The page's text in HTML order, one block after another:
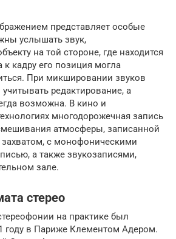
представляет особые
услышать звук,
на той стороне, где находится
к кадру его позиция могла
При микшировании звуков
редактирование, а
возможна. В кино и
многодорожечная запись
атмосферы, записанной
с монофоническими
а также звукозаписями,
зале.
стерео
на практике был
году в Париже Клементом Адером.